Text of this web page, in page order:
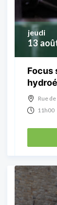
13
jeudi
Focus
Rue
11h00